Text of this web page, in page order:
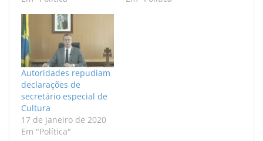
Autoridades repudiam
declarações de
secretário especial de
Cultura
17 de janeiro de 2020
Em "Política"